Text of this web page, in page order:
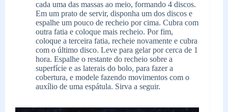
cada uma das massas ao meio, formando 4 discos.
Em um prato de servir, disponha um dos discos e
espalhe um pouco de recheio por cima. Cubra com
outra fatia e coloque mais recheio. Por fim,
coloque a terceira fatia, recheie novamente e cubra
com o último disco. Leve para gelar por cerca de 1
hora. Espalhe o restante do recheio sobre a
superfície e as laterais do bolo, para fazer a
cobertura, e modele fazendo movimentos com o
auxílio de uma espátula. Sirva a seguir.